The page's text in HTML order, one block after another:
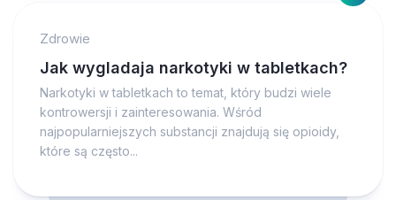
Zdrowie
Jak wygladaja narkotyki w tabletkach?
Narkotyki w tabletkach to temat, który budzi wiele
kontrowersji i zainteresowania. Wśród
najpopularniejszych substancji znajdują się opioidy,
które są często...